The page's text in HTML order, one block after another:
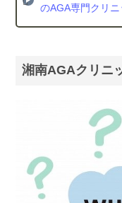
のAGA専門クリニ
湘南AGAクリニ